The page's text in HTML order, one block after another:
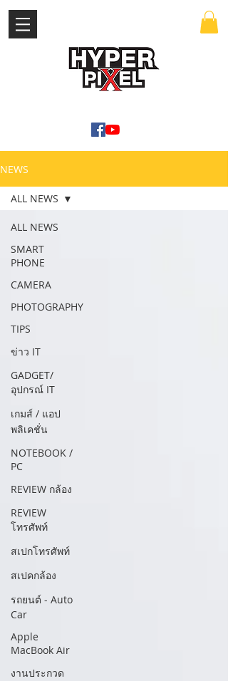
NEWS
ALL NEWS
SMART
PHONE
CAMERA
PHOTOGRAPHY
TIPS
ข่าว IT
GADGET/
อุปกรณ์ IT
เกมส์ / แอป
พลิเคชั่น
NOTEBOOK /
PC
REVIEW กล้อง
REVIEW
โทรศัพท์
สเปกโทรศัพท์
สเปคกล้อง
รถยนต์ - Auto
Car
Apple
MacBook Air
งานประกวด
ALL NEWS